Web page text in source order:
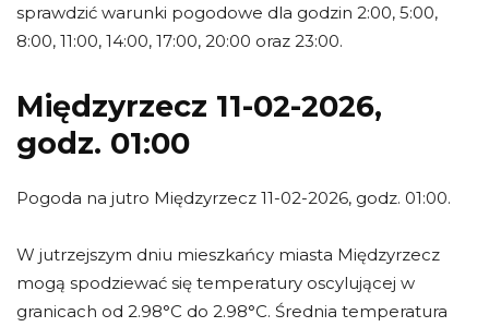
sprawdzić warunki pogodowe dla godzin 2:00, 5:00,
8:00, 11:00, 14:00, 17:00, 20:00 oraz 23:00.
Międzyrzecz 11-02-2026,
godz. 01:00
Pogoda na jutro Międzyrzecz 11-02-2026, godz. 01:00.
W jutrzejszym dniu mieszkańcy miasta Międzyrzecz
mogą spodziewać się temperatury oscylującej w
granicach od 2.98°C do 2.98°C. Średnia temperatura